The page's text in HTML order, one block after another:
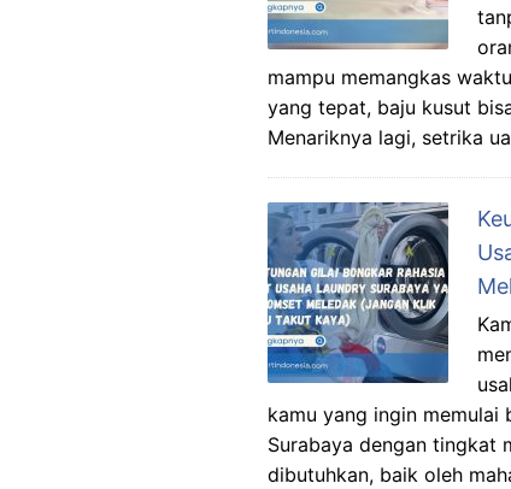
mampu memangkas
yang tepat, baju kusut
Menariknya lagi, setrika
kamu yang ingin memulai
Surabaya dengan tingkat
dibutuhkan, baik oleh